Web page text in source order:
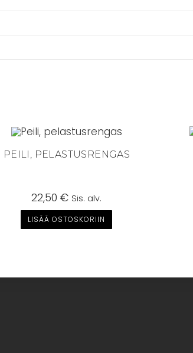
PEILI, PELASTUSRENGAS
22,50€ Sis. alv.
LISÄÄ OSTOSKORIIN